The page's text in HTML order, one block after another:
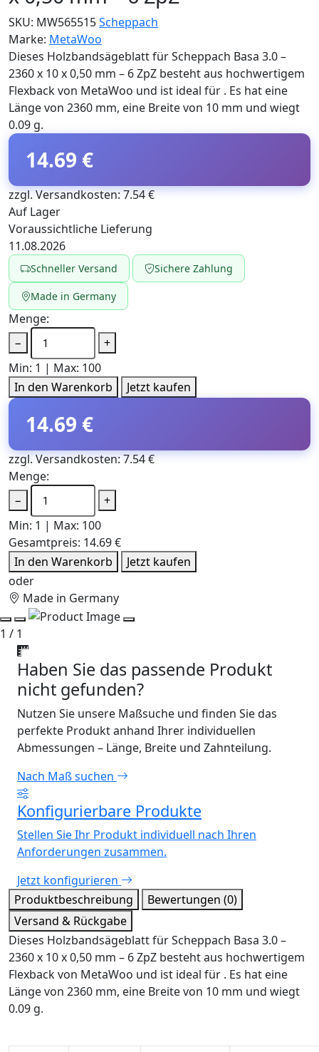
SKU: MW565515Scheppach
Marke: MetaWoo
Dieses Holzbandsägeblatt für Scheppach Basa 3.0 –
2360 x 10 x 0,50 mm – 6 ZpZ besteht aus hochwertigem
Flexback von MetaWoo und ist ideal für . Es hat eine
Länge von 2360 mm, eine Breite von 10 mm und wiegt
0.09 g.
14.69 €
zzgl. Versandkosten: 7.54 €
Auf Lager
Voraussichtliche Lieferung
11.08.2026
Schneller Versand Sichere Zahlung
Made in Germany
Menge:
−
+
Min: 1 | Max: 100
In den Warenkorb
Jetzt kaufen
14.69 €
zzgl. Versandkosten: 7.54 €
Menge:
−
+
Min: 1 | Max: 100
Gesamtpreis: 14.69 €
In den Warenkorb
Jetzt kaufen
oder
Made in Germany
1 / 1
Haben Sie das passende Produkt
nicht gefunden?
Nutzen Sie unsere Maßsuche und finden Sie das
perfekte Produkt anhand Ihrer individuellen
Abmessungen – Länge, Breite und Zahnteilung.
Nach Maß suchen
Konfigurierbare Produkte
Stellen Sie Ihr Produkt individuell nach Ihren
Anforderungen zusammen.
Jetzt konfigurieren
Produktbeschreibung
Bewertungen (0)
Versand & Rückgabe
Dieses Holzbandsägeblatt für Scheppach Basa 3.0 –
2360 x 10 x 0,50 mm – 6 ZpZ besteht aus hochwertigem
Flexback von MetaWoo und ist ideal für . Es hat eine
Länge von 2360 mm, eine Breite von 10 mm und wiegt
0.09 g.